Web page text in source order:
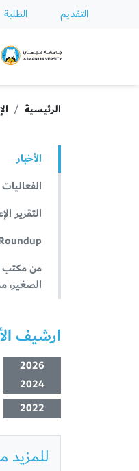
التقديم الطلبة
الرئيسية
الأخبار
الفعاليات
التقرير
من مكتب
الصغير،
ارشيف
2026
2024
2022
للمزيد